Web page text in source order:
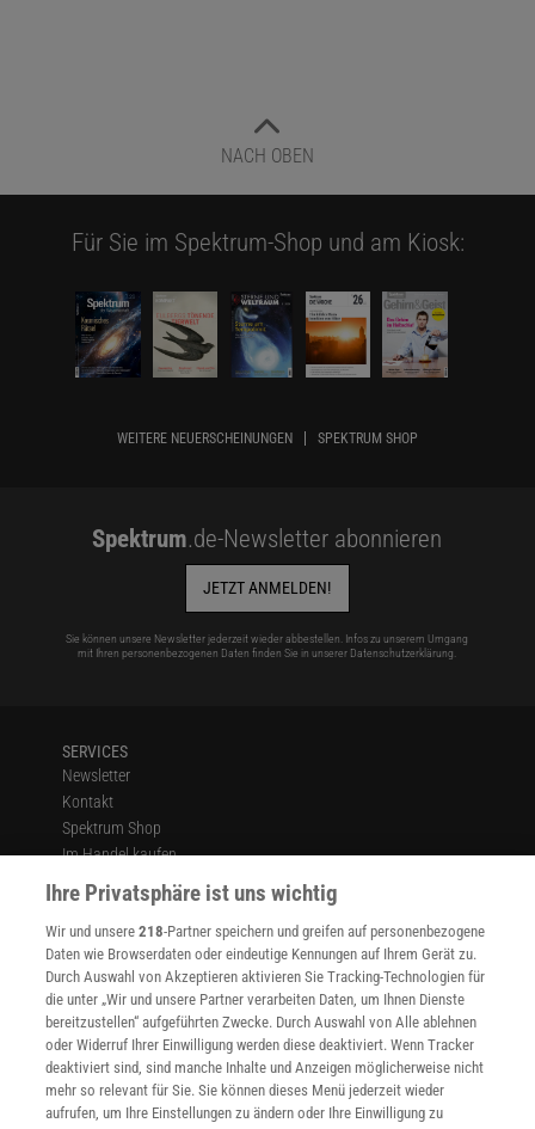
NACH OBEN
Für Sie im Spektrum-Shop und am Kiosk:
WEITERE NEUERSCHEINUNGEN SPEKTRUM SHOP
Spektrum.de-Newsletter abonnieren
JETZT ANMELDEN!
Sie können unsere Newsletter jederzeit wieder abbestellen. Infos zu unserem Umgang
mit Ihren personenbezogenen Daten finden Sie in unserer Datenschutzerklärung
SERVICES
Newsletter
Kontakt
Spektrum Shop
Im Handel kaufen
Presse
Verträge kündigen
Widerruf
INFO
Mediadaten
Datenschutz
Nutzungsbedingungen
Cookie-Einstellungen
Utiq verwalten
Ihre Privatsphäre ist uns wichtig
Wir und unsere218-Partner speichern und greifen auf personenbezogene
Daten wie Browserdaten oder eindeutige Kennungen auf Ihrem Gerät zu.
Durch Auswahl von Akzeptieren aktivieren Sie Tracking-Technologien für
die unter „Wir und unsere Partner verarbeiten Daten, um Ihnen Dienste
bereitzustellen“ aufgeführten Zwecke. Durch Auswahl von Alle ablehnen
oder Widerruf Ihrer Einwilligung werden diese deaktiviert. Wenn Tracker
deaktiviert sind, sind manche Inhalte und Anzeigen möglicherweise nicht
mehr so relevant für Sie. Sie können dieses Menü jederzeit wieder
aufrufen, um Ihre Einstellungen zu ändern oder Ihre Einwilligung zu